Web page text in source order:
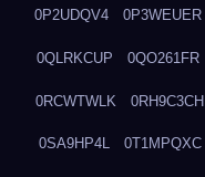
0P2UDQV4 0P3WEUER
0QLRKCUP 0QO261FR
0RCWTWLK 0RH9C3CH
0SA9HP4L 0T1MPQXC